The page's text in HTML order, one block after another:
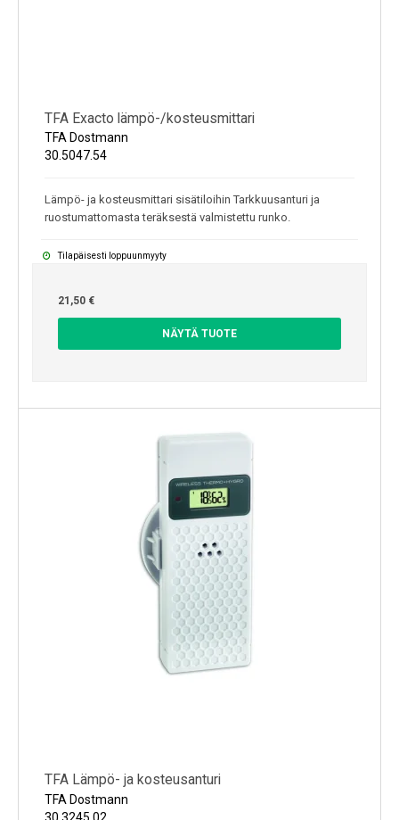
TFA Exacto lämpö-/kosteusmittari
TFA Dostmann
30.5047.54
Lämpö- ja kosteusmittari sisätiloihin Tarkkuusanturi ja
ruostumattomasta teräksestä valmistettu runko.
Tilapäisesti loppuunmyyty
21,50 €
NÄYTÄ TUOTE
TFA Lämpö- ja kosteusanturi
TFA Dostmann